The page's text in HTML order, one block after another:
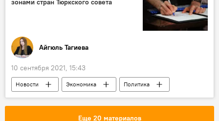
зонами стран Тюркского совета
Айгюль Тагиева
10 сентября 2021, 15:43
Новости Экономика
Политика
Новости мира
Азербайджан
Еще 20 материалов